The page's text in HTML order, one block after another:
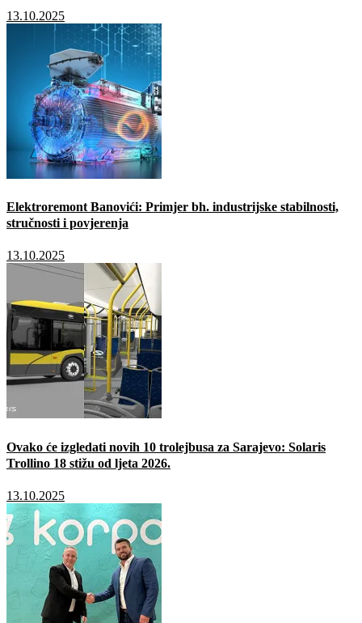
13.10.2025
Elektroremont Banovići: Primjer bh. industrijske stabilnosti,
stručnosti i povjerenja
13.10.2025
Ovako će izgledati novih 10 trolejbusa za Sarajevo: Solaris
Trollino 18 stižu od ljeta 2026.
13.10.2025